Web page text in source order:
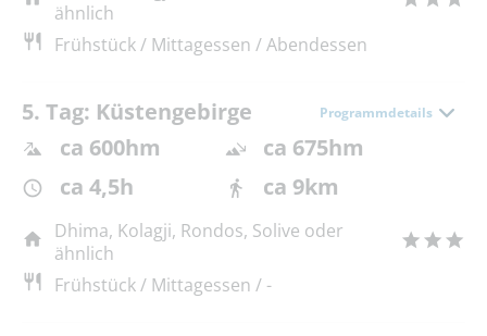
ähnlich
Frühstück / Mittagessen / Abendessen
5. Tag: Küstengebirge Programmdetails
ca 600hm
ca 675hm
ca 4,5h
ca 9km
Dhima, Kolagji, Rondos, Solive oder
ähnlich
Frühstück / Mittagessen / -